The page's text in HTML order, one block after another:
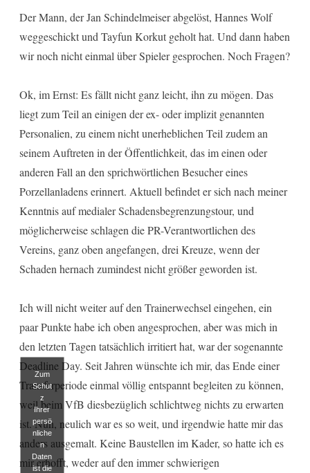
Der Mann, der Jan Schindelmeiser abgelöst, Hannes Wolf
weggeschickt und Tayfun Korkut geholt hat. Und dann haben
wir noch nicht einmal über Spieler gesprochen. Noch Fragen?
Ok, im Ernst: Es fällt nicht ganz leicht, ihn zu mögen. Das
liegt zum Teil an einigen der ex- oder implizit genannten
Personalien, zu einem nicht unerheblichen Teil zudem an
seinem Auftreten in der Öffentlichkeit, das im einen oder
anderen Fall an den sprichwörtlichen Besucher eines
Porzellanladens erinnert. Aktuell befindet er sich nach meiner
Kenntnis auf medialer Schadensbegrenzungstour, und
möglicherweise schlagen die PR-Verantwortlichen des
Vereins, ganz oben angefangen, drei Kreuze, wenn der
Schaden hernach zumindest nicht größer geworden ist.
Ich will nicht weiter auf den Trainerwechsel eingehen, ein
paar Punkte habe ich oben angesprochen, aber was mich in
den letzten Tagen tatsächlich irritiert hat, war der sogenannte
Deadline Day. Seit Jahren wünschte ich mir, das Ende einer
Transferperiode einmal völlig entspannt begleiten zu können,
weil beim VfB diesbezüglich schlichtweg nichts zu erwarten
ist. Nun, neulich war es so weit, und irgendwie hatte mir das
anders ausgemalt. Keine Baustellen im Kader, so hatte ich es
mir erhofft, weder auf den immer schwierigen
Zum
Schut
z
Ihrer
persö
nliche
n
Daten
ist die